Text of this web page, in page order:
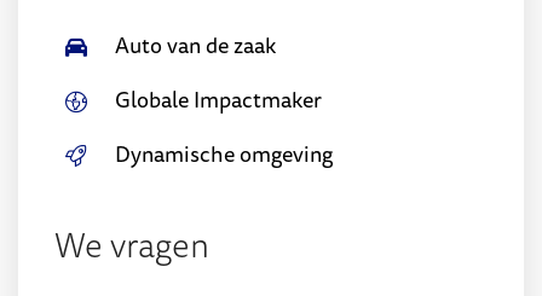
Auto van de zaak
Globale Impactmaker
Dynamische omgeving
We vragen